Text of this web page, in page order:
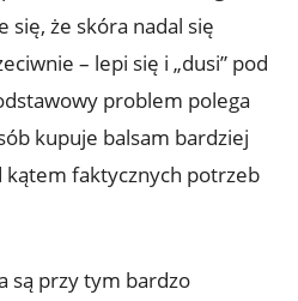
się, że skóra nadal się
– lepi się i „dusi” pod
problem polega
kupuje balsam bardziej
kątem faktycznych potrzeb
są przy tym bardzo